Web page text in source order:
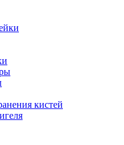
кистей